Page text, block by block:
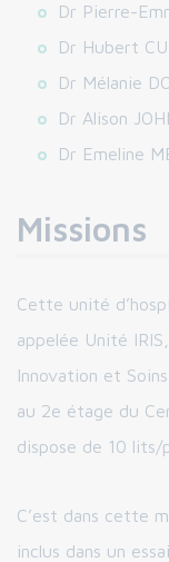
Dr Pierre-
Dr Hubert
Dr Mélanie
Dr Alison
Dr Emeline
Missions
Cette unité
appelée Unité
Innovation et
au 2e étage du
dispose de 10 lits/
C’est dans cette
inclus dans un